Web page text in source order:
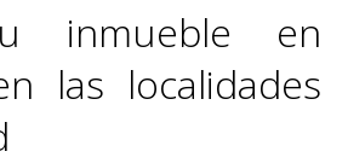
inmueble en
las localidades